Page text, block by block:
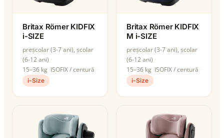
Britax Römer KIDFIX
i-SIZE
preșcolar (3-7 ani), școlar
(6-12 ani)
15–36 kg ISOFIX / centură
i-Size
Britax Römer KIDFIX
M i-SIZE
preșcolar (3-7 ani), școlar
(6-12 ani)
15–36 kg ISOFIX / centură
i-Size